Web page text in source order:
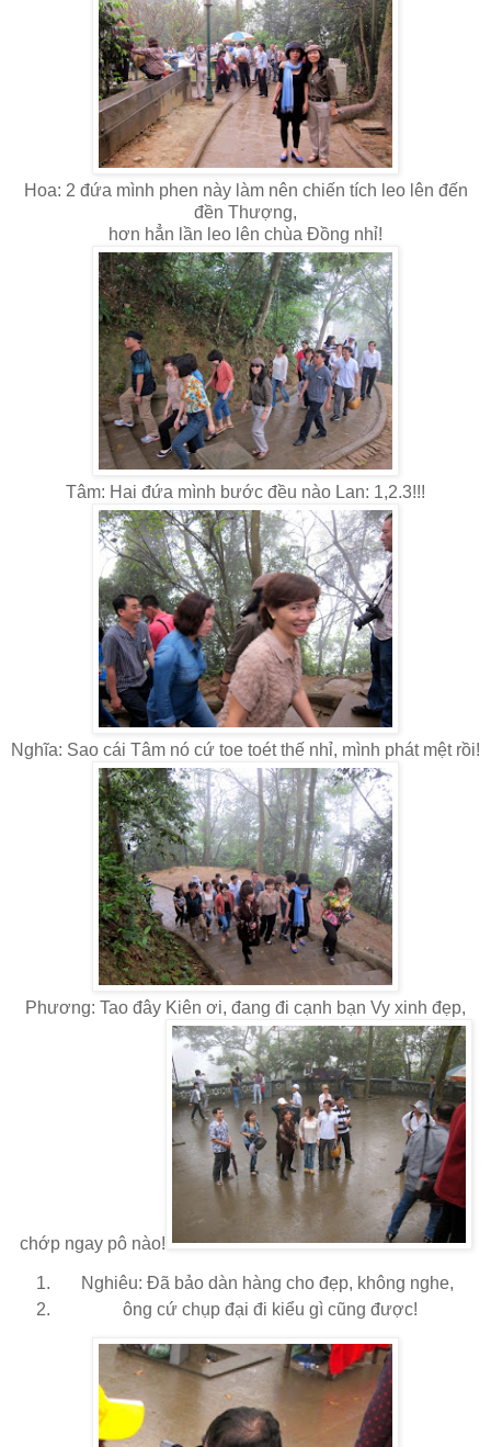
Hoa: 2 đứa mình phen này làm nên chiến tích leo lên đến
đền Thượng,
hơn hẳn lần leo lên chùa Đồng nhỉ!
Tâm: Hai đứa mình bước đều nào Lan: 1,2.3!!!
Nghĩa: Sao cái Tâm nó cứ toe toét thế nhỉ, mình phát mệt rồi!
Phương: Tao đây Kiên ơi, đang đi cạnh bạn Vy xinh đẹp,
chớp ngay pô nào!
Nghiêu: Đã bảo dàn hàng cho đẹp, không nghe,
ông cứ chụp đại đi kiểu gì cũng được!